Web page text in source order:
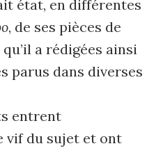
état, en différentes
, de ses pièces de
a rédigées ainsi
parus dans diverses
entrent
vif du sujet et ont